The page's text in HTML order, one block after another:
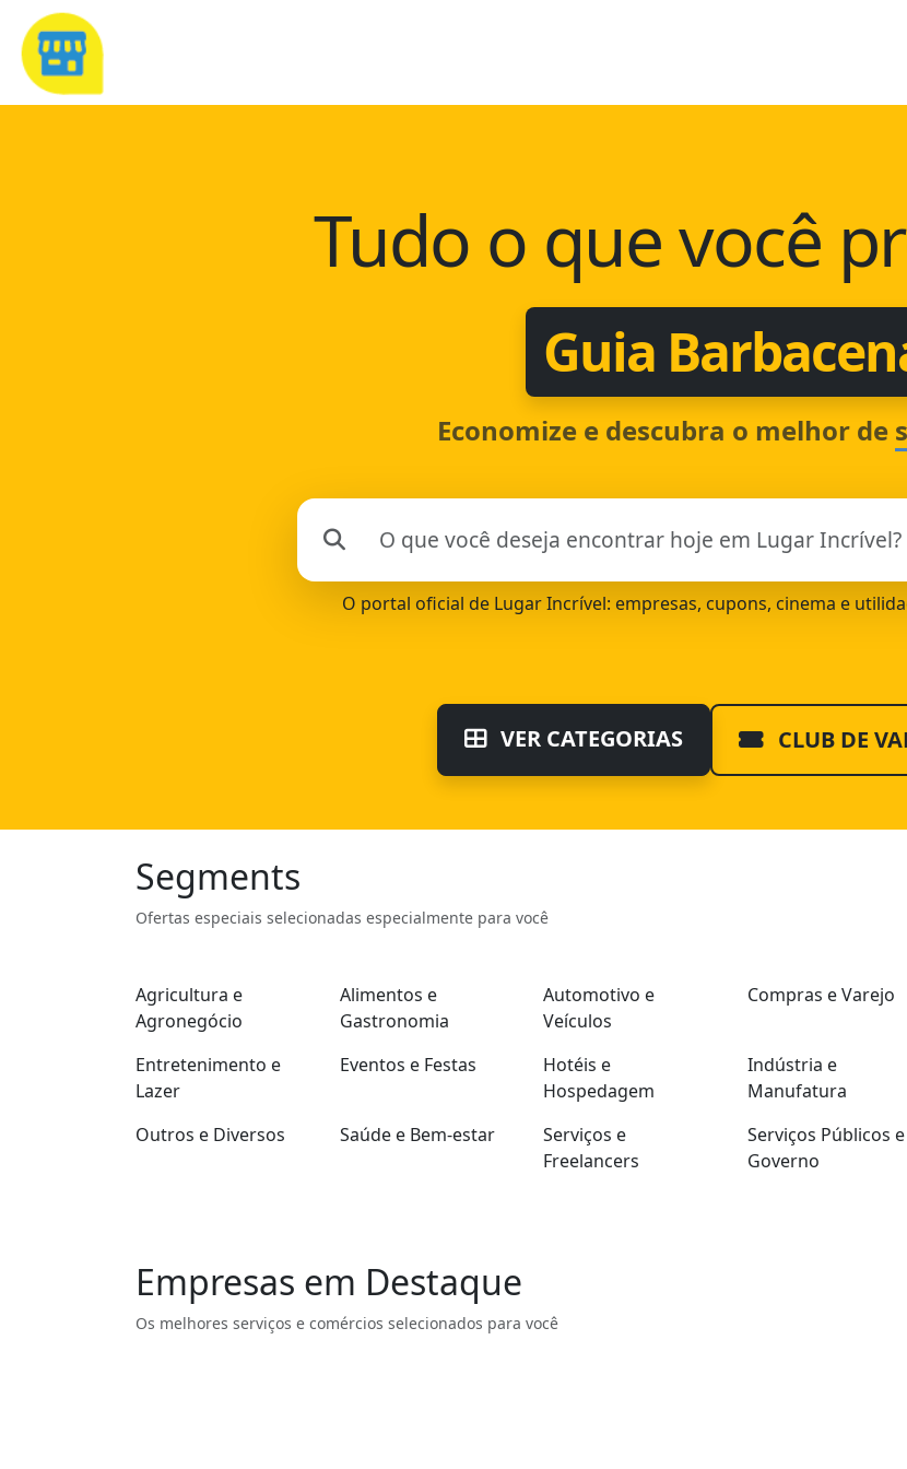
Tudo o que você
Guia
Economize e descubra o melhor de
O portal oficial de Lugar Incrível: empresas, cupons, cinema e
VER CATEGORIAS CLUB DE
Segments
Ofertas especiais selecionadas especialmente para você
Agricultura e
Agronegócio
Alimentos e
Gastronomia
Automotivo e
Veículos
Compras e Varejo
Entretenimento e
Lazer
Eventos e Festas
Hotéis e
Hospedagem
Indústria e
Manufatura
Outros e Diversos
Saúde e Bem-estar
Serviços e
Freelancers
Serviços Públicos e
Governo
Empresas em Destaque
Os melhores serviços e comércios selecionados para você